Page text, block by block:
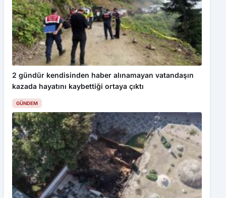
2 gündür kendisinden haber alınamayan vatandaşın
kazada hayatını kaybettiği ortaya çıktı
GÜNDEM